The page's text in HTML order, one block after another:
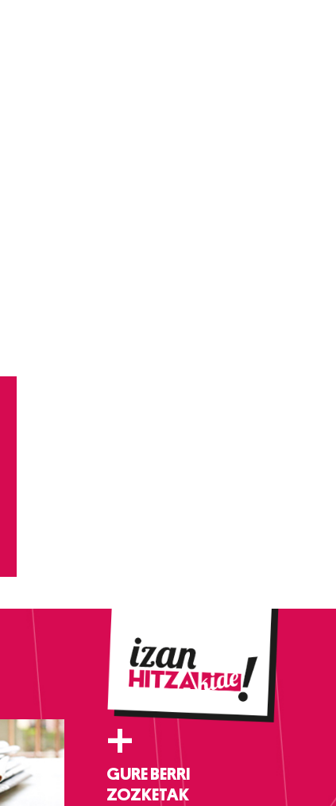
+
GURE BERRI
ZOZKETAK